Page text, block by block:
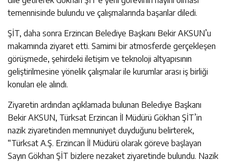
temennisinde bulundu ve çalışmalarında başarılar diledi.
ŞİT, daha sonra Erzincan Belediye Başkanı Bekir AKSUN’u
makamında ziyaret etti. Samimi bir atmosferde gerçekleşen
görüşmede, şehirdeki iletişim ve teknoloji altyapısının
geliştirilmesine yönelik çalışmalar ile kurumlar arası iş birliği
konuları ele alındı.
Ziyaretin ardından açıklamada bulunan Belediye Başkanı
Bekir AKSUN, Türksat Erzincan İl Müdürü Gökhan ŞİT’in
nazik ziyaretinden memnuniyet duyduğunu belirterek,
“Türksat A.Ş. Erzincan İl Müdürü olarak göreve başlayan
Sayın Gökhan ŞİT bizlere nezaket ziyaretinde bulundu. Nazik